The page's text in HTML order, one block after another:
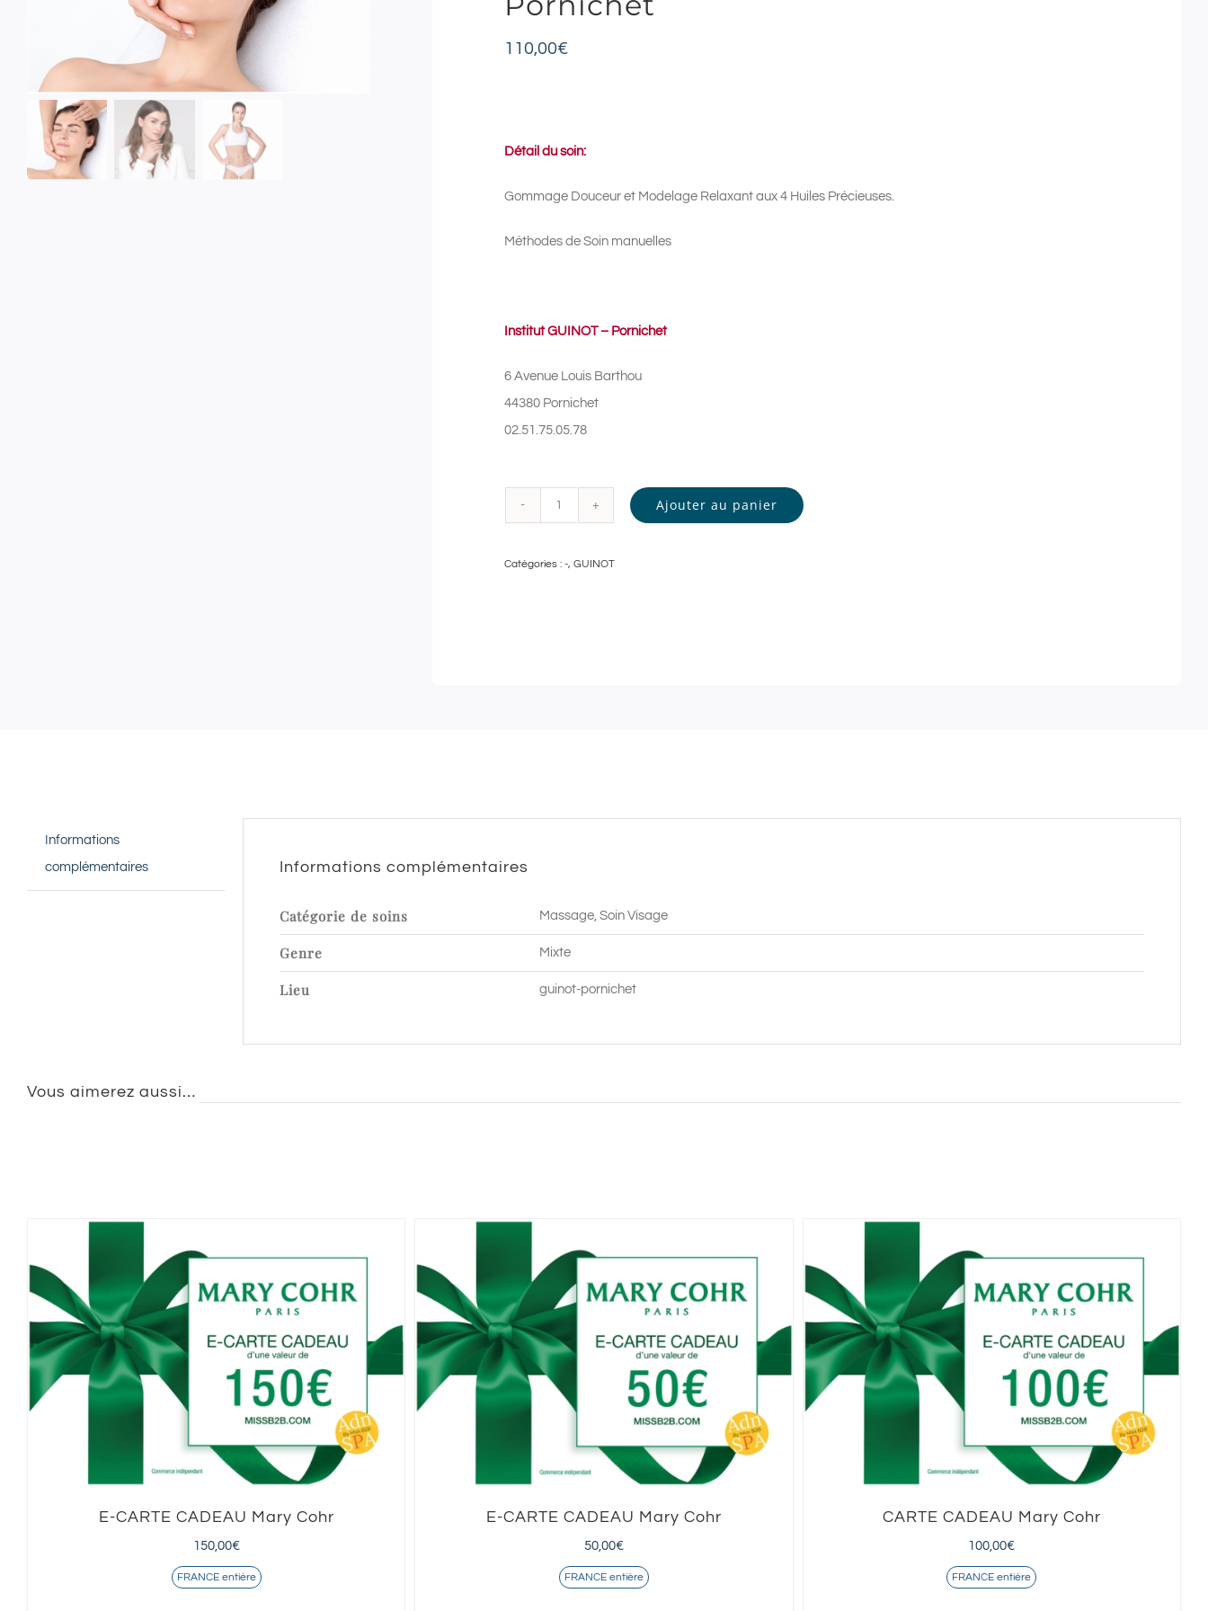
110,00€
Détail du soin:
Gommage Douceur et Modelage Relaxant aux 4 Huiles Précieuses.
Méthodes de Soin manuelles
Institut GUINOT – Pornichet
6 Avenue Louis Barthou
44380 Pornichet
02.51.75.05.78
Guinot
Ajouter au panier
Catégories :-,GUINOT
Informations
complémentaires
Informations complémentaires
Catégorie de soins Massage, Soin Visage
Genre Mixte
Lieu guinot-pornichet
Vous aimerez aussi…
E-CARTE CADEAU Mary Cohr
150,00€
FRANCE entière
E-CARTE CADEAU Mary Cohr
50,00€
FRANCE entière
CARTE CADEAU Mary Cohr
100,00€
FRANCE entière